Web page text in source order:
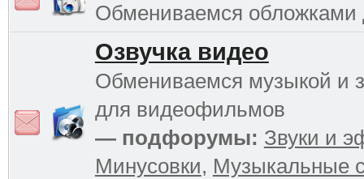
Обмениваемся обложками
Озвучка видео
Обмениваемся музыкой и
для видеофильмов
— подфорумы: Звуки и
Минусовки, Музыкальные